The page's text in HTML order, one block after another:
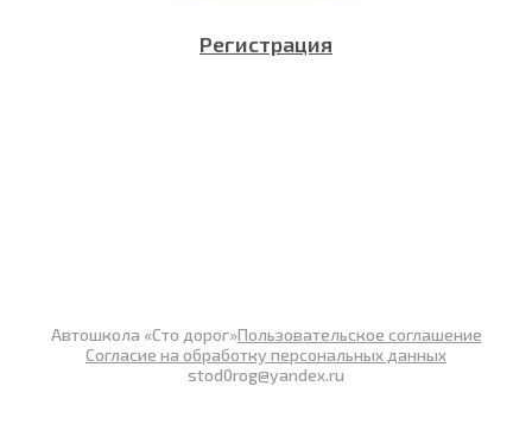
Регистрация
Автошкола «Сто дорог»Пользовательское соглашение
Согласие на обработку персональных данных
stod0rog@yandex.ru